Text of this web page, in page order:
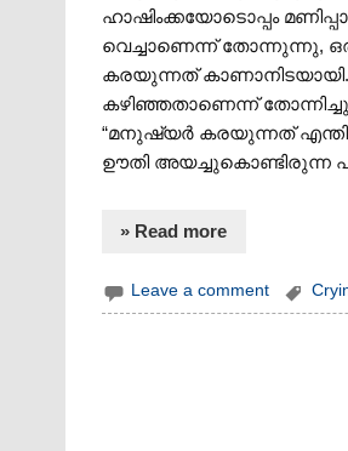
ഹാഷിംക്കയോടൊപ്പം
വെച്ചാണെന്ന് തോന്നുന്നു,
കരയുന്നത്
കഴിഞ്ഞതാണെന്ന് തോന്നിച്ചു
“മനുഷ്യർ കരയുന്നത്
ഊതി അയച്ചുകൊണ്ടിരുന്ന
» Read more
Leave a comment